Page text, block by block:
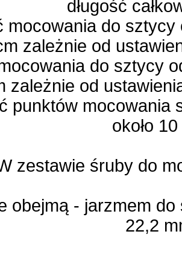
długość
mocowania do
zależnie od
do sztycy
zależnie od
punktów
około
zestawie śruby do
obejmą - jarzmem
22,2